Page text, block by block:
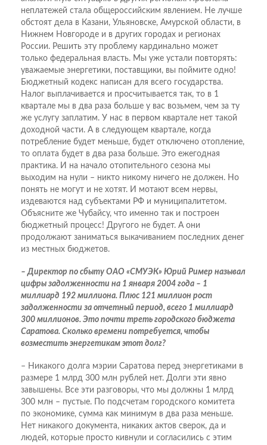
неплатежей стала общероссийским явлением. Не лучше
обстоят дела в Казани, Ульяновске, Амурской области, в
Нижнем Новгороде и в других городах и регионах
России. Решить эту проблему кардинально может
только федеральная власть. Мы уже устали повторять:
уважаемые энергетики, поставщики, вы поймите одно!
Бюджетный кодекс написан для всего государства.
Налог выплачивается и просчитывается так, то в 1
квартале мы в два раза больше у вас возьмем, чем за ту
же услугу заплатим. У нас в первом квартале нет такой
доходной части. А в следующем квартале, когда
потребление будет меньше, будет отключено отопление,
то оплата будет в два раза больше. Это ежегодная
практика. И на начало отопительного сезона мы
выходим на нули – никто никому ничего не должен. Но
понять не могут и не хотят. И мотают всем нервы,
издеваются над субъектами РФ и муниципалитетом.
Объясните же Чубайсу, что именно так и построен
бюджетный процесс! Другого не будет. А они
продолжают заниматься выкачиванием последних денег
из местных бюджетов.
– Директор по сбыту ОАО «СМУЭК» Юрий Ример называл
цифры задолженности на 1 января 2004 года – 1
миллиард 192 миллиона. Плюс 121 миллион рост
задолженности за отчетный период, всего 1 миллиард
300 миллионов. Это почти треть городского бюджета
Саратова. Сколько времени потребуется, чтобы
возместить энергетикам этот долг?
– Никакого долга мэрии Саратова перед энергетиками в
размере 1 млрд 300 млн рублей нет. Долги эти явно
завышены. Все эти разговоры, что мы должны 1 млрд
300 млн – пустые. По подсчетам городского комитета
по экономике, сумма как минимум в два раза меньше.
Нет никакого документа, никаких актов сверок, да и
людей, которые просто кивнули и согласились с этим